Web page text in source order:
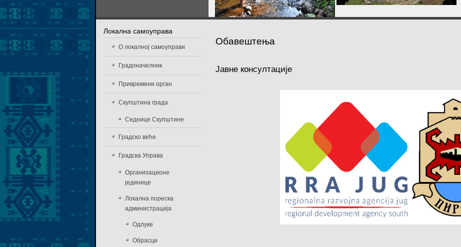
Обавештења
Jавне консултације
Локална самоуправа
О локалној самоуправи
Градоначелник
Привремени орган
Скупштина града
Седнице Скупштине
Градско веће
Градска Управа
Организационе
јединице
Локална пореска
администрација
Одлуке
Обрасци